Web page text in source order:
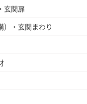
玄関扉
）・玄関まわり